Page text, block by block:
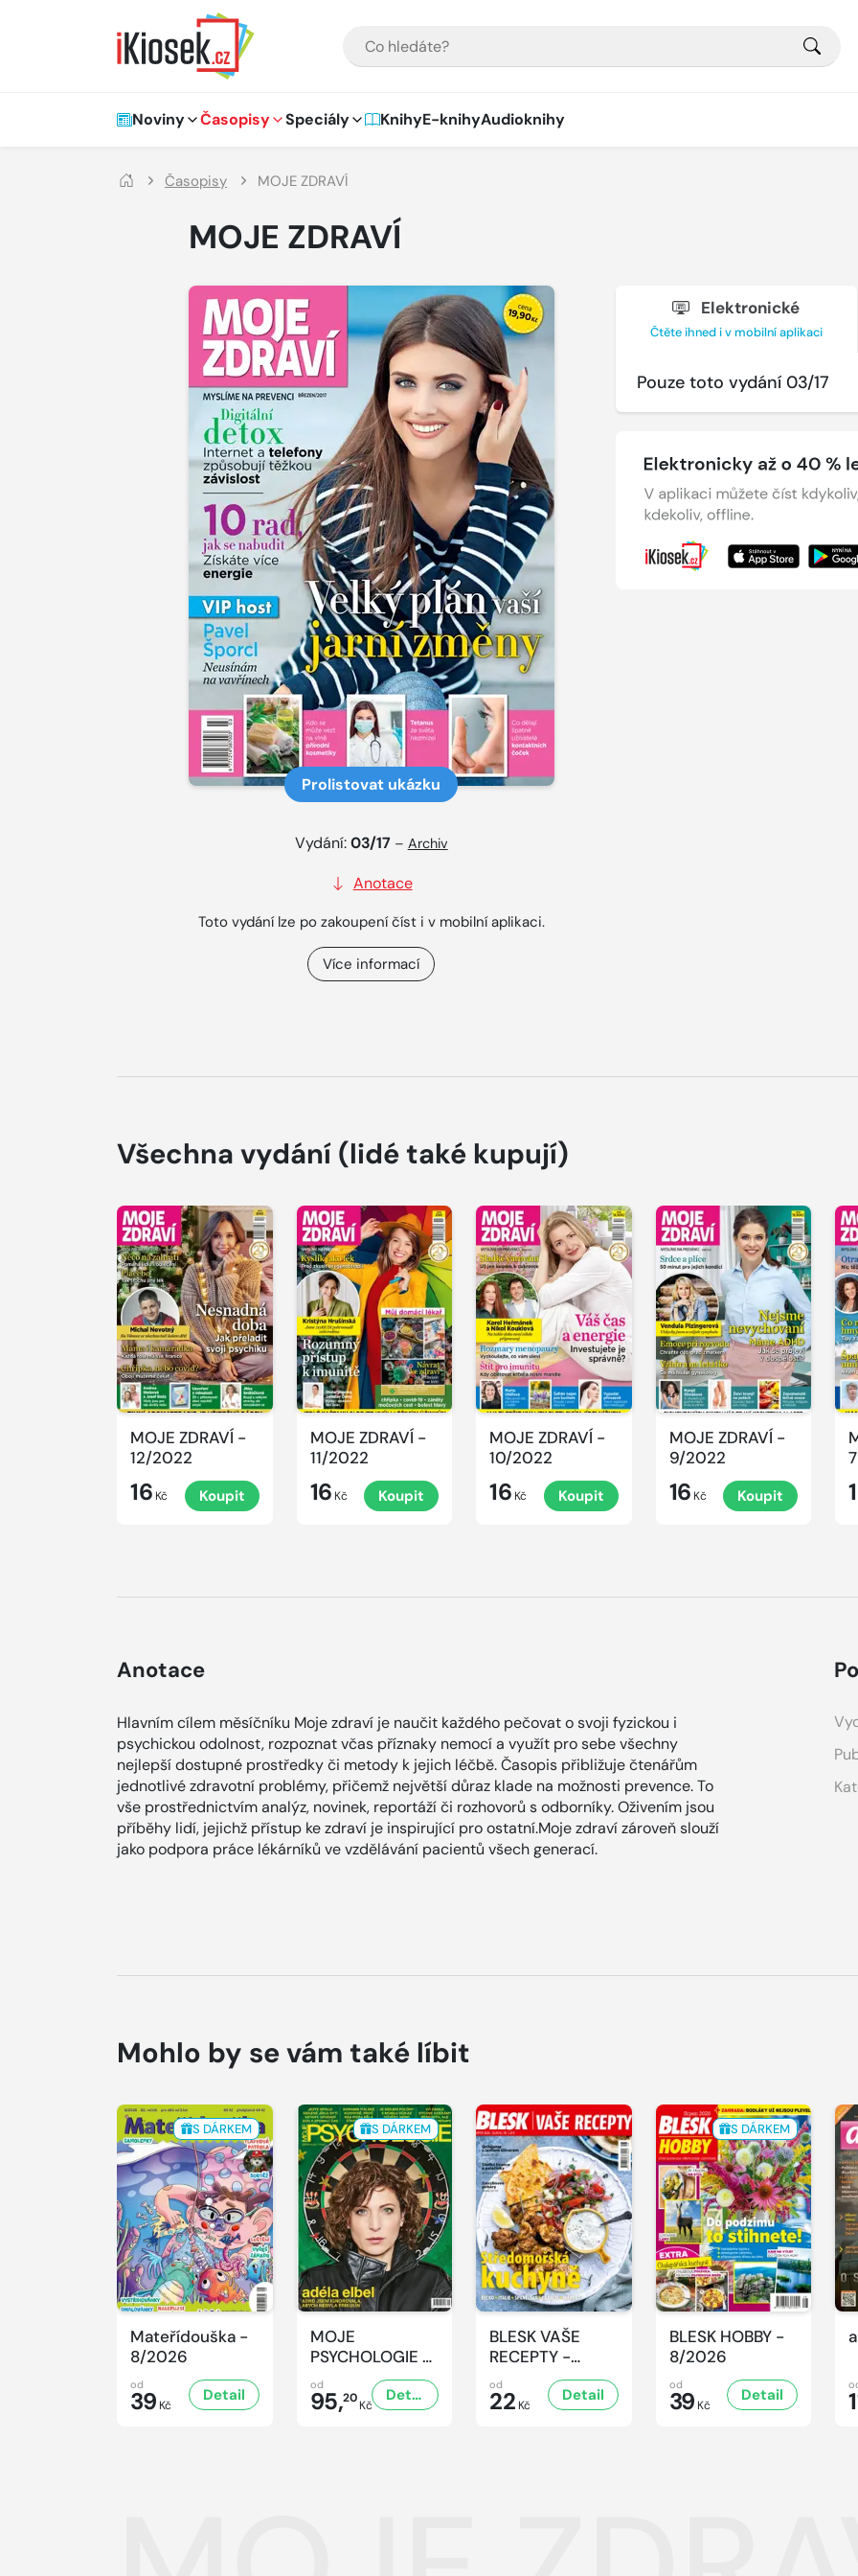
Hlavní navigace
Noviny Časopisy Speciály KnihyE-knihyAudioknihy
Časopisy MOJE ZDRAVÍ
MOJE ZDRAVÍ
Prolistovat ukázku
Vydání:03/17 – Archiv
Anotace
Toto vydání lze po zakoupení číst i v mobilní aplikaci.
Více informací
Elektronické
Čtěte ihned i v mobilní aplikaci
Pouze toto vydání 03/17
Všechna vydání (lidé také kupují)
MOJE ZDRAVÍ -
12/2022
16 Kč Koupit
MOJE ZDRAVÍ -
11/2022
16 Kč Koupit
MOJE ZDRAVÍ -
10/2022
16 Kč Koupit
MOJE ZDRAVÍ -
9/2022
16 Kč Koupit
Anotace
Hlavním cílem měsíčníku Moje zdraví je naučit každého pečovat o svoji fyzickou i
psychickou odolnost, rozpoznat včas příznaky nemocí a využít pro sebe všechny
nejlepší dostupné prostředky či metody k jejich léčbě. Časopis přibližuje čtenářům
jednotlivé zdravotní problémy, přičemž největší důraz klade na možnosti prevence. To
vše prostřednictvím analýz, novinek, reportáží či rozhovorů s odborníky. Oživením jsou
příběhy lidí, jejichž přístup ke zdraví je inspirující pro ostatní.Moje zdraví zároveň slouží
jako podpora práce lékárníků ve vzdělávání pacientů všech generací.
Mohlo by se vám také líbit
S DÁRKEM
Mateřídouška -
8/2026
od
39 Kč
Detail
S DÁRKEM
MOJE
PSYCHOLOGIE -
8/2026
od
95,20Kč
Detail
BLESK VAŠE
RECEPTY -
8/2026
od
22 Kč
Detail
S DÁRKEM
BLESK HOBBY -
8/2026
od
39 Kč
Detail